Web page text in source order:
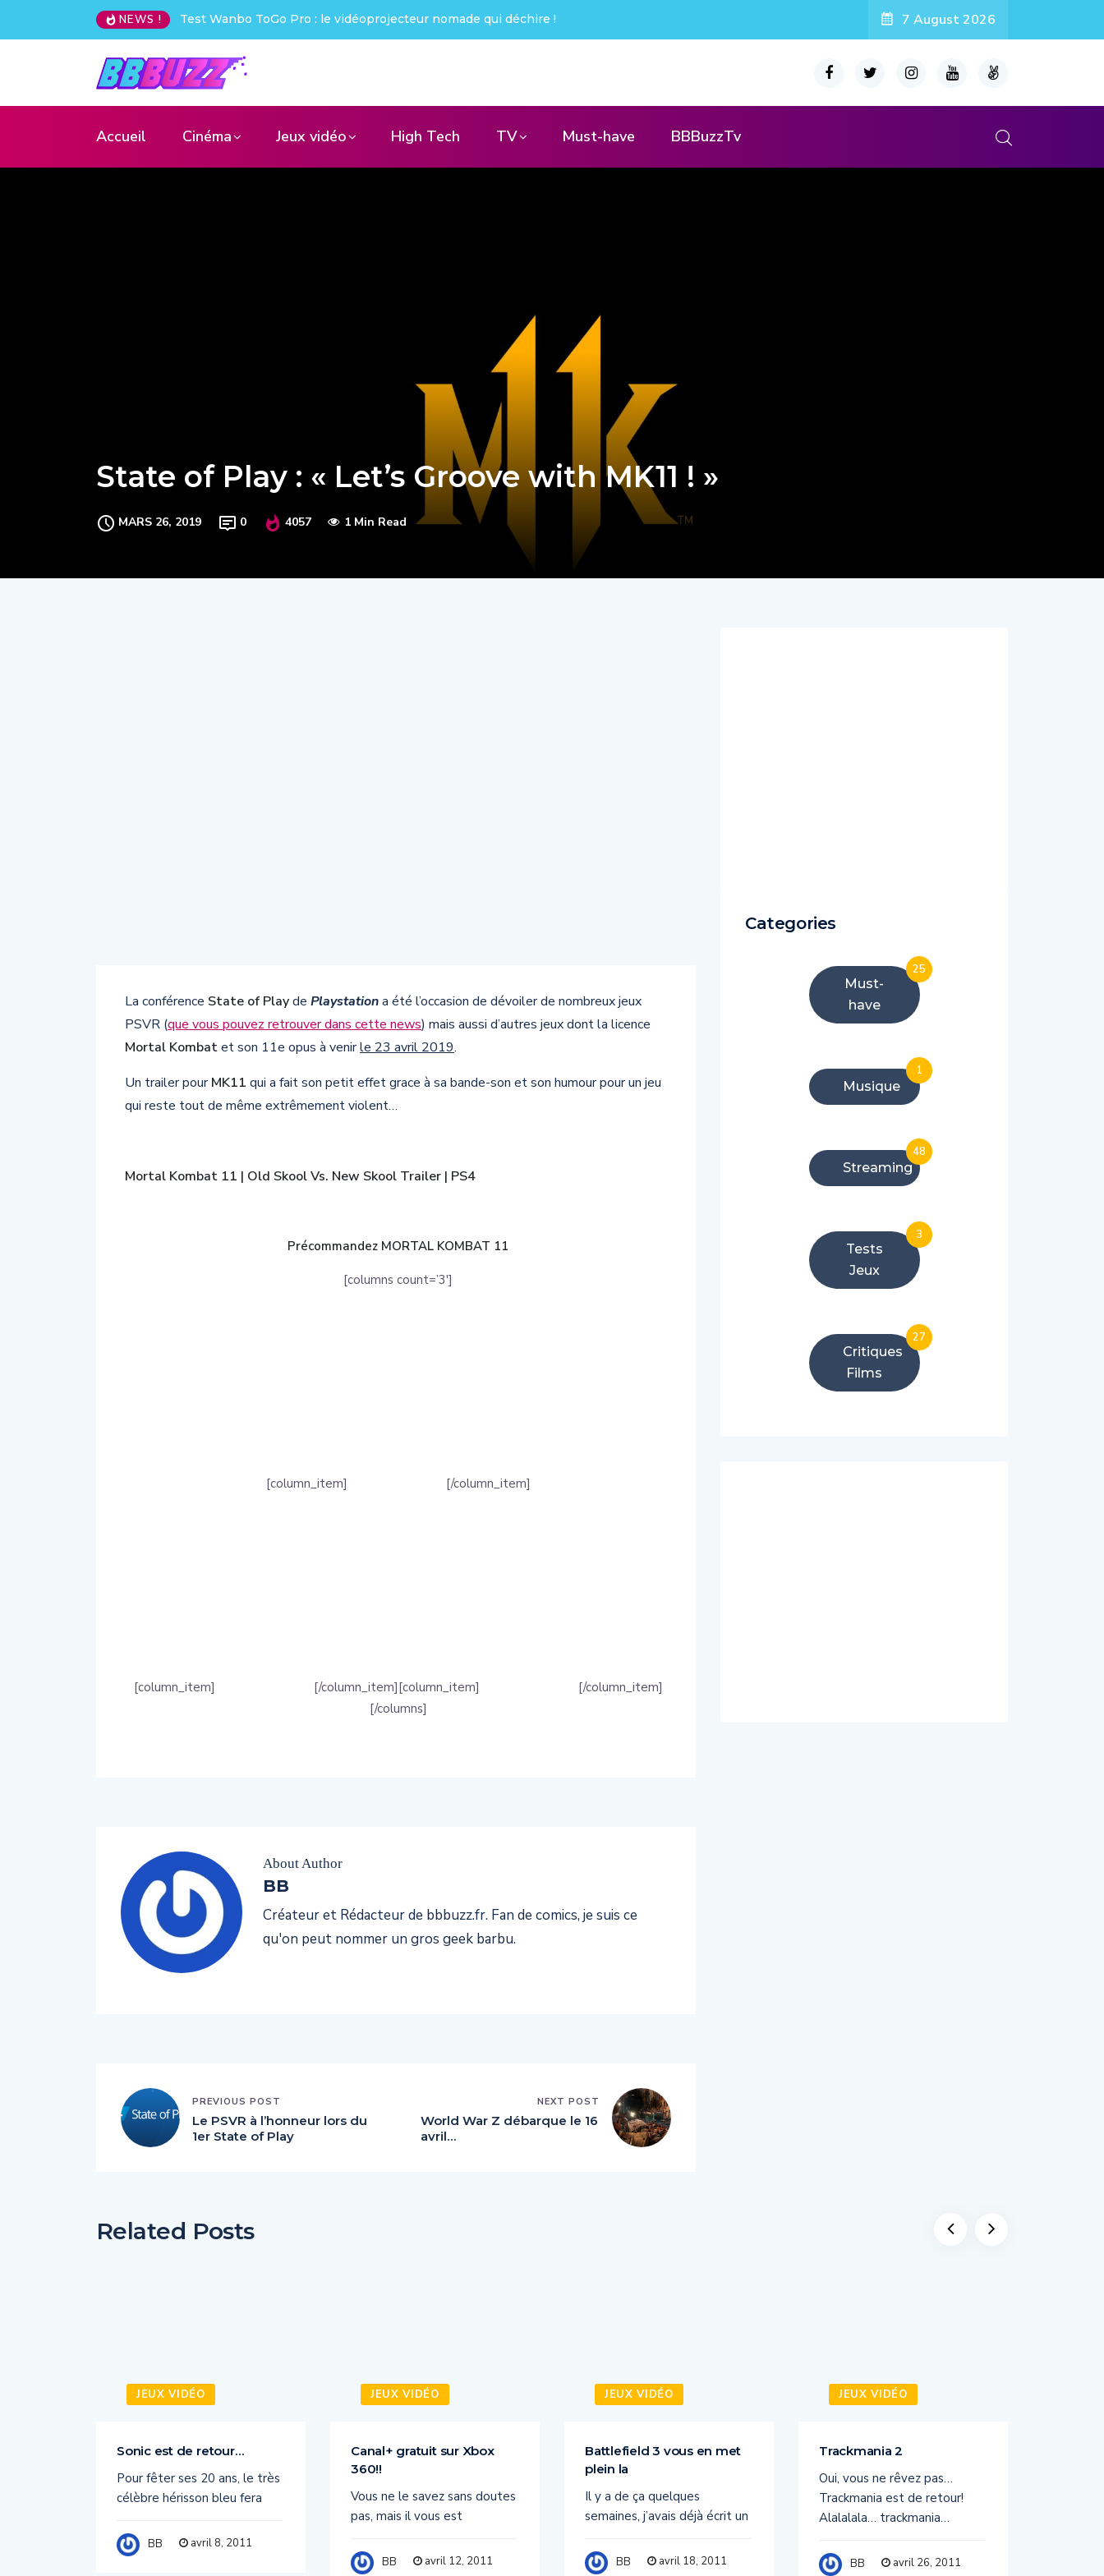
NEWS !
Test Wanbo ToGo Pro : le vidéoprojecteur nomade qui déchire !Creative Pebble X : j’ai été choqué ! 7 August 2026
Accueil Cinéma Jeux vidéo High Tech TV Must-have BBBuzzTv
State of Play : « Let’s Groove with MK11 ! »
MARS 26, 2019 0 4057 1 Min Read
La conférence State of Playde Playstationa été l’occasion de dévoiler de nombreux jeux
PSVR (que vous pouvez retrouver dans cette news) mais aussi d’autres jeux dont la licence
Mortal Kombatet son 11e opus à venirle 23 avril 2019.
Un trailer pourMK11 qui a fait son petit effet grace à sa bande-son et son humour pour un jeu
qui reste tout de même extrêmement violent…
Mortal Kombat 11 | Old Skool Vs. New Skool Trailer | PS4
Précommandez MORTAL KOMBAT 11
[columns count=’3′]
[column_item] [/column_item]
[column_item] [/column_item][column_item]
[/column_item]
[/columns]
About Author
BB
Créateur et Rédacteur de bbbuzz.fr. Fan de comics, je suis ce
qu'on peut nommer un gros geek barbu.
PREVIOUS POST
Le PSVR à l’honneur lors du
1er State of Play
NEXT POST
World War Z débarque le 16
avril…
Categories
Must-
have
25
Musique
1
Streaming
48
Tests
Jeux
3
Critiques
Films
27
Related Posts
JEUX VIDÉO
Sonic est de retour…
Pour fêter ses 20 ans, le très
célèbre hérisson bleu fera
BB avril 8, 2011
JEUX VIDÉO
Canal+ gratuit sur Xbox
360!!
Vous ne le savez sans doutes
pas, mais il vous est
BB avril 12, 2011
JEUX VIDÉO
Battlefield 3 vous en met
plein la
Il y a de ça quelques
semaines, j’avais déjà écrit un
BB avril 18, 2011
JEUX VIDÉO
Trackmania 2
Oui, vous ne rêvez pas…
Trackmania est de retour!
Alalalala… trackmania…
BB avril 26, 2011